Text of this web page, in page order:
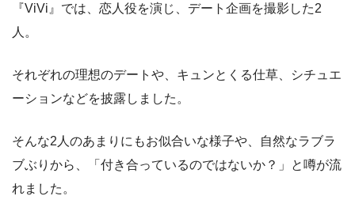
『ViVi』では、恋人役を演じ、デート企画を撮影した2
人。
それぞれの理想のデートや、キュンとくる仕草、シチュエ
ーションなどを披露しました。
そんな2人のあまりにもお似合いな様子や、自然なラブラ
ブぶりから、「付き合っているのではないか？」と噂が流
れました。